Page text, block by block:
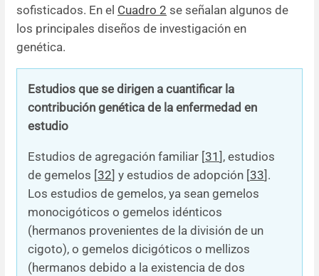
sofisticados. En el Cuadro 2 se señalan algunos de
los principales diseños de investigación en
genética.
Estudios que se dirigen a cuantificar la
contribución genética de la enfermedad en
estudio
Estudios de agregación familiar [31 ], estudios
de gemelos [32] y estudios de adopción [33].
Los estudios de gemelos, ya sean gemelos
monocigóticos o gemelos idénticos
(hermanos provenientes de la división de un
cigoto), o gemelos dicigóticos o mellizos
(hermanos debido a la existencia de dos